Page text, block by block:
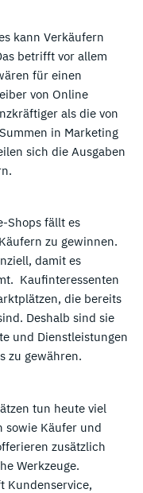
kann Verkäufern
betrifft vor allem
für einen
von Online
als die von
in Marketing
sich die Ausgaben
Shops fällt es
zu gewinnen.
damit es
Kaufinteressenten
die bereits
Deshalb sind sie
und Dienstleistungen
zu gewähren.
tun heute viel
sowie Käufer und
zusätzlich
Werkzeuge.
Kundenservice,